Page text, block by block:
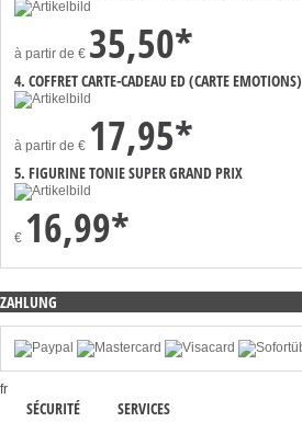
à partir de € 35,50*
4. COFFRET CARTE-CADEAU ED (CARTE EMOTIONS)
à partir de € 17,95*
5. FIGURINE TONIE SUPER GRAND PRIX
€ 16,99*
ZAHLUNG
fr
SÉCURITÉ SERVICES